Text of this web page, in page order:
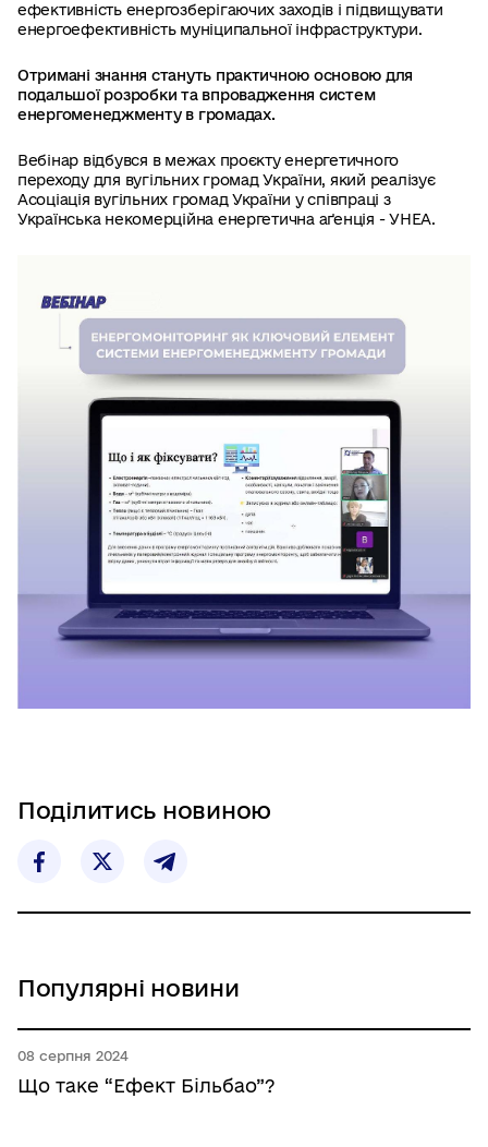
ефективність енергозберігаючих заходів і підвищувати
енергоефективність муніципальної інфраструктури.
Отримані знання стануть практичною основою для
подальшої розробки та впровадження систем
енергоменеджменту в громадах.
Вебінар відбувся в межах проєкту енергетичного
переходу для вугільних громад України, який реалізує
Асоціація вугільних громад України у співпраці з
Українська некомерційна енергетична аґенція - УНЕА.
Поділитись новиною
Популярні новини
08 серпня 2024
Що таке “Ефект Більбао”?